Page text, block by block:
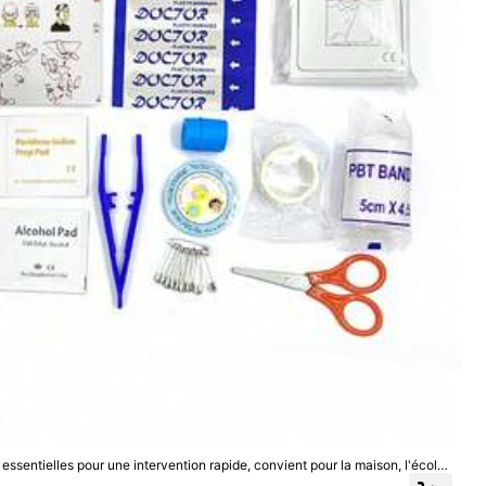
pour une intervention rapide, convient pour la maison, l'école,
navigation de plaisance, les voyages en voiture, le camping - sans méd